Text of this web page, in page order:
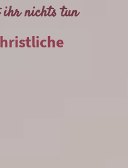
ihr nichts tun